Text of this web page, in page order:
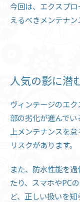
今回は、エクスプ
えるべきメンテナン
人気の影に潜
ヴィンテージのエ
部の劣化が進んで
上メンテナンスを
リスクがあります。
また、防水性能を
たり、スマホやPC
ど、正しい扱いを知